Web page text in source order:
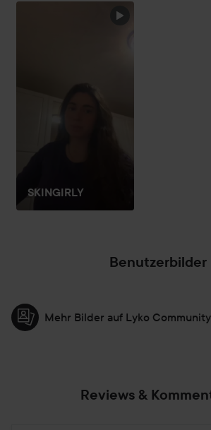
SKINGIRLY
Benutzerbilder
Mehr Bilder auf Lyko Community
Reviews &